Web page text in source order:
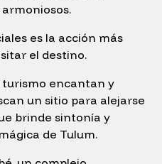
es la acción más
el destino.
turismo encantan y
un sitio para alejarse
brinde sintonía y
de Tulum.